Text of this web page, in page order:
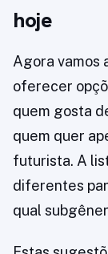
hoje
Agora vamos
oferecer
quem gosta
quem quer
futurista. A
diferentes
qual